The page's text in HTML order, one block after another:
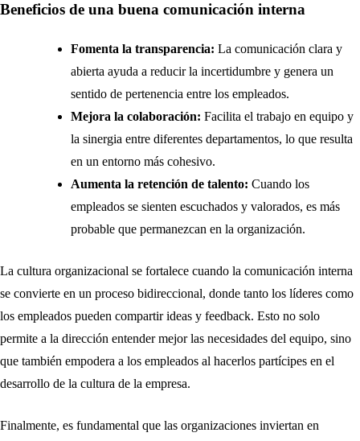
Beneficios de una buena comunicación interna
Fomenta la transparencia: La comunicación clara y
abierta ayuda a reducir la incertidumbre y genera un
sentido de pertenencia entre los empleados.
Mejora la colaboración: Facilita el trabajo en equipo y
la sinergia entre diferentes departamentos, lo que resulta
en un entorno más cohesivo.
Aumenta la retención de talento: Cuando los
empleados se sienten escuchados y valorados, es más
probable que permanezcan en la organización.
La cultura organizacional se fortalece cuando la comunicación interna
se convierte en un proceso bidireccional, donde tanto los líderes como
los empleados pueden compartir ideas y feedback. Esto no solo
permite a la dirección entender mejor las necesidades del equipo, sino
que también empodera a los empleados al hacerlos partícipes en el
desarrollo de la cultura de la empresa.
Finalmente, es fundamental que las organizaciones inviertan en